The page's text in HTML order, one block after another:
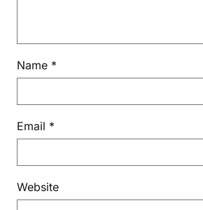
Name *
Email *
Website